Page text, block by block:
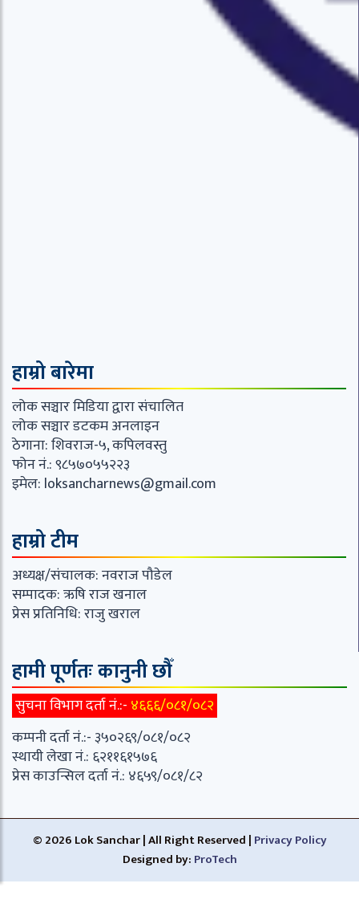
हाम्रो बारेमा
लोक सञ्चार मिडिया द्वारा संचालित
लोक सञ्चार डटकम अनलाइन
ठेगाना: शिवराज-५, कपिलवस्तु
फोन नं.: ९८५७०५५२२३
इमेल: loksancharnews@gmail.com
हाम्रो टीम
अध्यक्ष/संचालक: नवराज पौडेल
सम्पादक: ऋषि राज खनाल
प्रेस प्रतिनिधि: राजु खराल
हामी पूर्णतः कानुनी छौँ
सुचना विभाग दर्ता नं.:- ४६६६/०८१/०८२
कम्पनी दर्ता नं.:- ३५०२६९/०८१/०८२
स्थायी लेखा नं.: ६२११६१५७६
प्रेस काउन्सिल दर्ता नं.: ४६५९/०८१/८२
© 2026 Lok Sanchar | All Right Reserved | Privacy Policy
Designed by: ProTech